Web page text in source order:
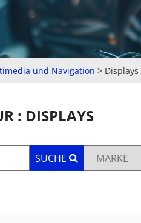
und Navigation > Displays
: DISPLAYS
SUCHE